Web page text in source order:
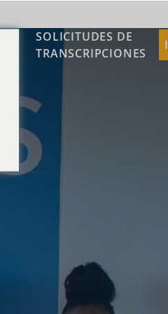
SOLICITUDES DE
TRANSCRIPCIONES